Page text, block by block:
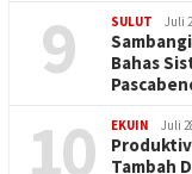
9 SULUT Juli
Bahas
10 EKUIN Juli
Tambah